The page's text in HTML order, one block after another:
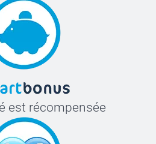
est récompensée